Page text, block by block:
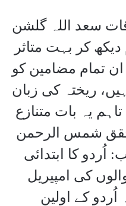
سعد اللہ گلشن
کر بہت متاثر
ان تمام مضامین کو
ریختہ کی زبان
یہ بات متنازع
محقق شمس الرحمن
اُردو کا ابتدائی
کی امپیریل
اُردو کے اولین